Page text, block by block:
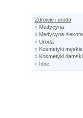
Zdrowie i uroda
» Medycyna
» Medycyna
» Uroda
» Kosmetyki męskie
» Kosmetyki
» Inne